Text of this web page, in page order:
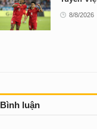
8/8/2026
Bình luận